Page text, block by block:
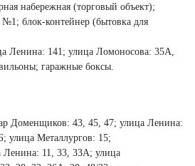
набережная (торговый объект);
блок-контейнер (бытовка для
Ленина: 141; улица Ломоносова: 35А,
гаражные боксы.
Доменщиков: 43, 45, 47; улица Ленина:
улица Металлургов: 15;
11, 33, 33А; улица